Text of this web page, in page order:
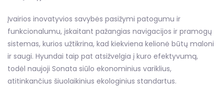
Įvairios inovatyvios savybės pasižymi patogumu ir
funkcionalumu, įskaitant pažangias navigacijos ir pramogų
sistemas, kurios užtikrina, kad kiekviena kelionė būtų maloni
ir saugi. Hyundai taip pat atsižvelgia į kuro efektyvumą,
todėl naujoji Sonata siūlo ekonominius variklius,
atitinkančius šiuolaikinius ekologinius standartus.